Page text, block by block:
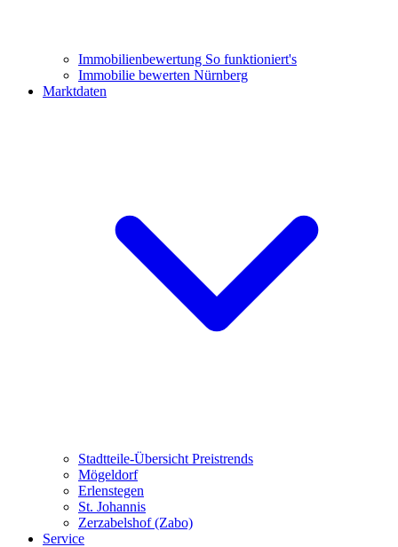
Immobilienbewertung So funktioniert's
Immobilie bewerten Nürnberg
Marktdaten
Stadtteile-Übersicht Preistrends
Mögeldorf
Erlenstegen
St. Johannis
Zerzabelshof (Zabo)
Service